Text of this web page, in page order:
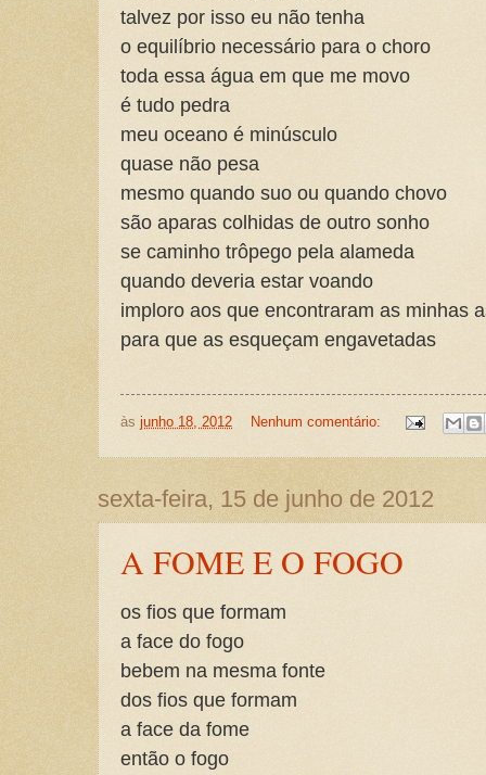
talvez por isso eu não tenha
o equilíbrio necessário para o choro
toda essa água em que me movo
é tudo pedra
meu oceano é minúsculo
quase não pesa
mesmo quando suo ou quando chovo
são aparas colhidas de outro sonho
se caminho trôpego pela alameda
quando deveria estar voando
imploro aos que encontraram as minhas
para que as esqueçam engavetadas
às junho 18, 2012 Nenhum comentário:
sexta-feira, 15 de junho de 2012
A FOME E O FOGO
os fios que formam
a face do fogo
bebem na mesma fonte
dos fios que formam
a face da fome
então o fogo